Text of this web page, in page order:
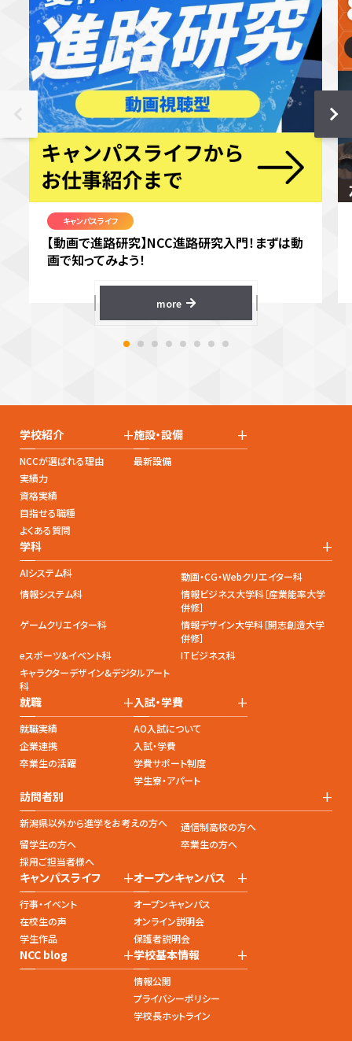
キャンパスライフ
【動画で進路研究】NCC進路研究入門！まずは動
画で知ってみよう！
more
学校紹介 +
NCCが選ばれる理由
実績力
資格実績
目指せる職種
よくある質問
施設・設備 +
最新設備
学科 +
AIシステム科
動画・CG・Webクリエイター科
情報システム科
情報ビジネス大学科［産業能率大学
併修］
ゲームクリエイター科
情報デザイン大学科［開志創造大学
併修］
eスポーツ&イベント科
ITビジネス科
キャラクターデザイン&デジタルアート
科
就職 +
就職実績
企業連携
卒業生の活躍
入試・学費 +
AO入試について
入試・学費
学費サポート制度
学生寮・アパート
訪問者別 +
新潟県以外から進学をお考えの方へ
通信制高校の方へ
留学生の方へ
卒業生の方へ
採用ご担当者様へ
キャンパスライフ +
行事・イベント
在校生の声
学生作品
オープンキャンパス +
オープンキャンパス
オンライン説明会
保護者説明会
NCC blog +学校基本情報 +
情報公開
プライバシーポリシー
学校長ホットライン